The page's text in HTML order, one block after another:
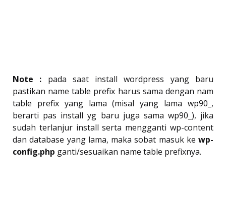
Note : pada saat install wordpress yang baru
pastikan name table prefix harus sama dengan nam
table prefix yang lama (misal yang lama wp90_,
berarti pas install yg baru juga sama wp90_), jika
sudah terlanjur install serta mengganti wp-content
dan database yang lama, maka sobat masuk ke wp-
config.php ganti/sesuaikan name table prefixnya.